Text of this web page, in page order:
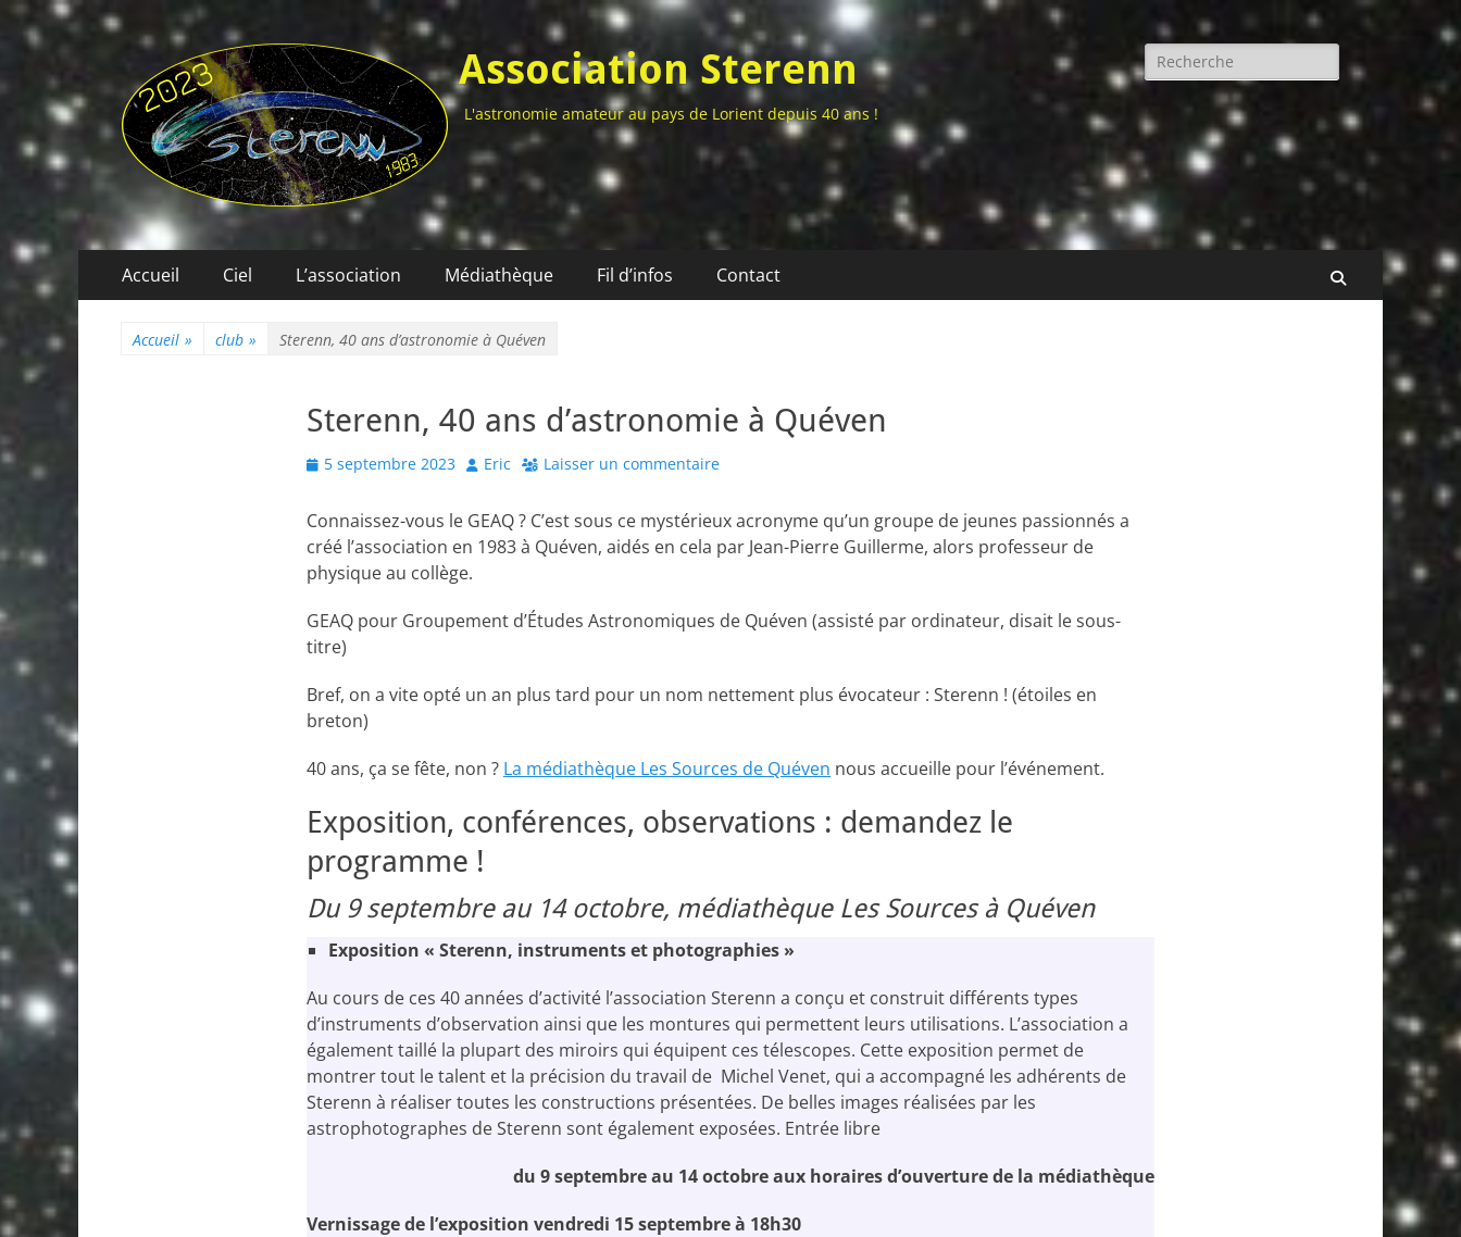
Association Sterenn
L'astronomie amateur au pays de Lorient depuis 40 ans !
Rechercher :
Menu
principal
Accueil Ciel L’association Médiathèque Fil d’infos Contact Recherche
Accueil » club » Sterenn, 40 ans d’astronomie à Quéven
Sterenn, 40 ans d’astronomie à Quéven
Posted
5 septembre 2023 Author
Eric Laisser un commentaire
Connaissez-vous le GEAQ ? C’est sous ce mystérieux acronyme qu’un groupe de jeunes passionnés a
créé l’association en 1983 à Quéven, aidés en cela par Jean-Pierre Guillerme, alors professeur de
physique au collège.
GEAQ pour Groupement d’Études Astronomiques de Quéven (assisté par ordinateur, disait le sous-
titre)
Bref, on a vite opté un an plus tard pour un nom nettement plus évocateur : Sterenn ! (étoiles en
breton)
40 ans, ça se fête, non ? La médiathèque Les Sources de Quéven nous accueille pour l’événement.
Exposition, conférences, observations : demandez le
programme !
Du 9 septembre au 14 octobre, médiathèque Les Sources à Quéven
Exposition « Sterenn, instruments et photographies »
Au cours de ces 40 années d’activité l’association Sterenn a conçu et construit différents types
d’instruments d’observation ainsi que les montures qui permettent leurs utilisations. L’association a
également taillé la plupart des miroirs qui équipent ces télescopes. Cette exposition permet de
montrer tout le talent et la précision du travail de Michel Venet, qui a accompagné les adhérents de
Sterenn à réaliser toutes les constructions présentées. De belles images réalisées par les
astrophotographes de Sterenn sont également exposées. Entrée libre
du 9 septembre au 14 octobre aux horaires d’ouverture de la médiathèque
Vernissage de l’exposition vendredi 15 septembre à 18h30